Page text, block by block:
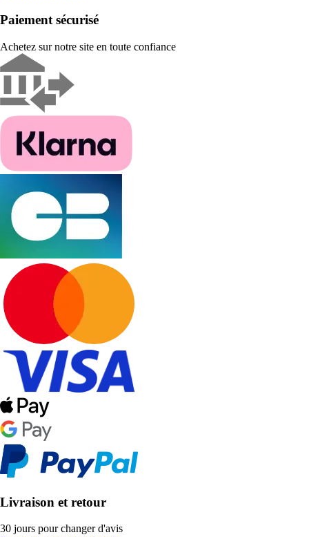
Paiement sécurisé
Achetez sur notre site en toute confiance
Livraison et retour
30 jours pour changer d'avis